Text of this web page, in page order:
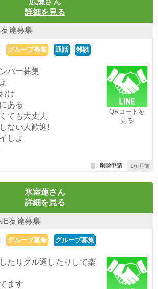
詳細を見る
達募集
グループ募集 通話 雑談
QRコードを
見る
バー募集
け
ある
ても大丈夫
ない人歓迎!
しよ
1か月前
削除申請
氷室蓮さん
詳細を見る
友達募集
グループ募集 グループ募集
たりグル通したりして楽
ます